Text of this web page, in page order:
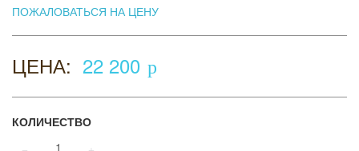
ПОЖАЛОВАТЬСЯ НА ЦЕНУ
ЦЕНА: 22 200 p
КОЛИЧЕСТВО